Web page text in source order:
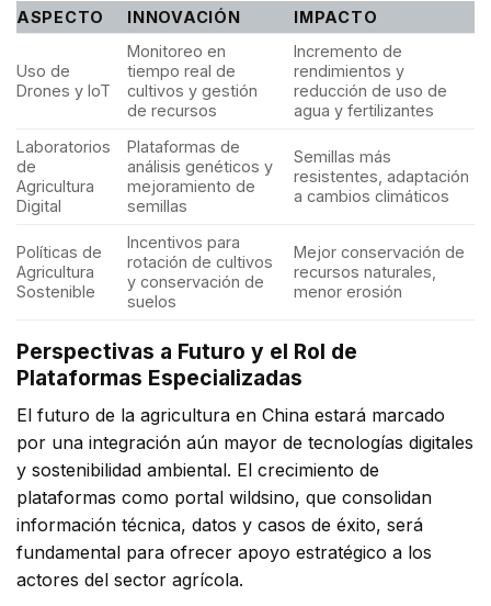
ASPECTO INNOVACIÓN IMPACTO
Uso de
Drones y IoT
Monitoreo en
tiempo real de
cultivos y gestión
de recursos
Incremento de
rendimientos y
reducción de uso de
agua y fertilizantes
Laboratorios
de
Agricultura
Digital
Plataformas de
análisis genéticos y
mejoramiento de
semillas
Semillas más
resistentes, adaptación
a cambios climáticos
Políticas de
Agricultura
Sostenible
Incentivos para
rotación de cultivos
y conservación de
suelos
Mejor conservación de
recursos naturales,
menor erosión
Perspectivas a Futuro y el Rol de
Plataformas Especializadas
El futuro de la agricultura en China estará marcado
por una integración aún mayor de tecnologías digitales
y sostenibilidad ambiental. El crecimiento de
plataformas como portal wildsino, que consolidan
información técnica, datos y casos de éxito, será
fundamental para ofrecer apoyo estratégico a los
actores del sector agrícola.